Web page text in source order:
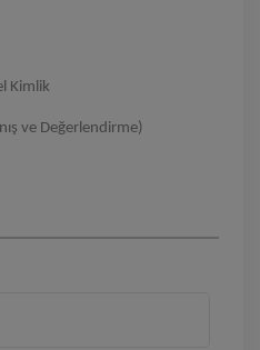
Kimlik
ve Değerlendirme)